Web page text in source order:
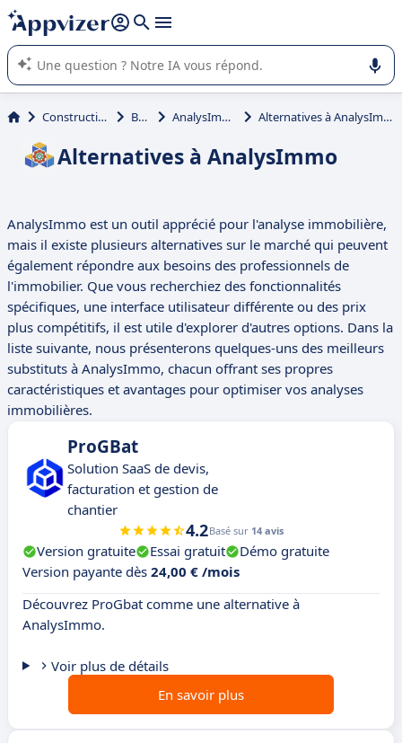
répondre (plusieurs lignes avec
L'IA de Appvizer vous guide dans l'utilisation ou la sélection de
logiciel SaaS en entreprise.
Construction BTP AnalysImmo Alternatives à AnalysImmo
Alternatives à AnalysImmo
AnalysImmo est un outil apprécié pour l'analyse immobilière,
mais il existe plusieurs alternatives sur le marché qui peuvent
également répondre aux besoins des professionnels de
l'immobilier. Que vous recherchiez des fonctionnalités
spécifiques, une interface utilisateur différente ou des prix
plus compétitifs, il est utile d'explorer d'autres options. Dans la
liste suivante, nous présenterons quelques-uns des meilleurs
substituts à AnalysImmo, chacun offrant ses propres
caractéristiques et avantages pour optimiser vos analyses
immobilières.
ProGBat
Solution SaaS de devis,
facturation et gestion de
chantier
4.2Basé sur 14 avis
Version gratuite Essai gratuit
Démo gratuite
Version payante dès 24,00 € /mois
Découvrez ProGbat comme une alternative à
AnalysImmo.
Voir plus de détails
En savoir plus